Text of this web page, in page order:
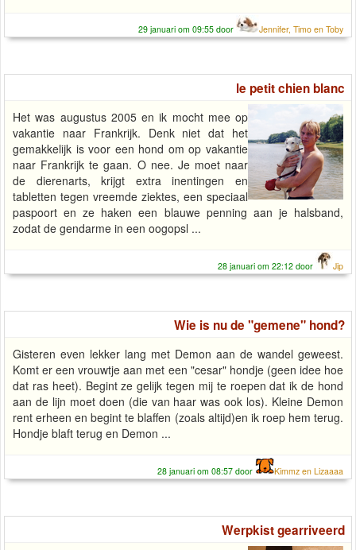
29 januari om 09:55 door Jennifer, Timo en Toby
le petit chien blanc
Het was augustus 2005 en ik mocht mee op
vakantie naar Frankrijk. Denk niet dat het
gemakkelijk is voor een hond om op vakantie
naar Frankrijk te gaan. O nee. Je moet naar
de dierenarts, krijgt extra inentingen en
tabletten tegen vreemde ziektes, een speciaal
paspoort en ze haken een blauwe penning aan je halsband,
zodat de gendarme in een oogopsl ...
28 januari om 22:12 door Jip
Wie is nu de "gemene" hond?
Gisteren even lekker lang met Demon aan de wandel geweest.
Komt er een vrouwtje aan met een "cesar" hondje (geen idee hoe
dat ras heet). Begint ze gelijk tegen mij te roepen dat ik de hond
aan de lijn moet doen (die van haar was ook los). Kleine Demon
rent erheen en begint te blaffen (zoals altijd)en ik roep hem terug.
Hondje blaft terug en Demon ...
28 januari om 08:57 door Kimmz en Lizaaaa
Werpkist gearriveerd